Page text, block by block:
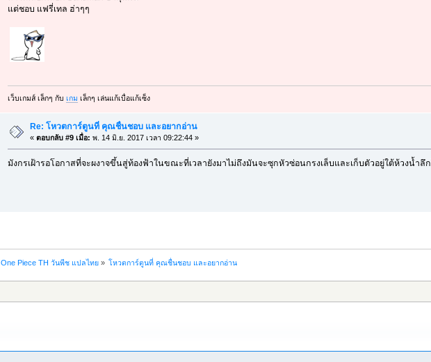
แต่ชอบ แฟรี่เทล ฮ่าๆๆ
เว็บเกมส์ เล็กๆ กับ เกม เล็กๆ เล่นแก้เบื่อแก้เซ็ง
Re: โหวตการ์ตูนที่ คุณชื่นชอบ และอยากอ่าน
«ตอบกลับ #9 เมื่อ: พ. 14 มิ.ย. 2017 เวลา 09:22:44 »
มังกรเฝ้ารอโอกาสที่จะผงาจขึ้นสู่ท้องฟ้าในขณะที่เวลายังมาไม่ถึงมันจะซุกหัวซ่อนกรงเล็บและเก็บตัวอยู่ใต้ห้วงน้ำลึ
One Piece TH วันพีช แปลไทย » โหวตการ์ตูนที่ คุณชื่นชอบ และอยากอ่าน